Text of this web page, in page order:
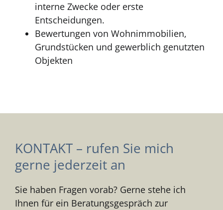
interne Zwecke oder erste
Entscheidungen.
Bewertungen von Wohnimmobilien,
Grundstücken und gewerblich genutzten
Objekten
KONTAKT – rufen Sie mich
gerne jederzeit an
Sie haben Fragen vorab? Gerne stehe ich
Ihnen für ein Beratungsgespräch zur